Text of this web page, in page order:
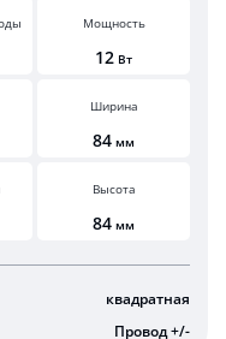
Мощность
12 Вт
Ширина
84 мм
Высота
84 мм
квадратная
Провод +/-